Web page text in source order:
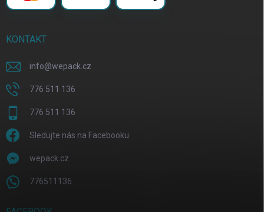
KONTAKT
info@wepack.cz
776 511 136
776 511 136
Sledujte nás na Facebooku
wepack.cz
776511136